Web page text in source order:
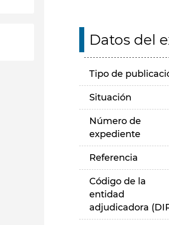
Datos del
Tipo de
Situación
Número de
expediente
Referencia
Código de la
entidad
adjudicadora